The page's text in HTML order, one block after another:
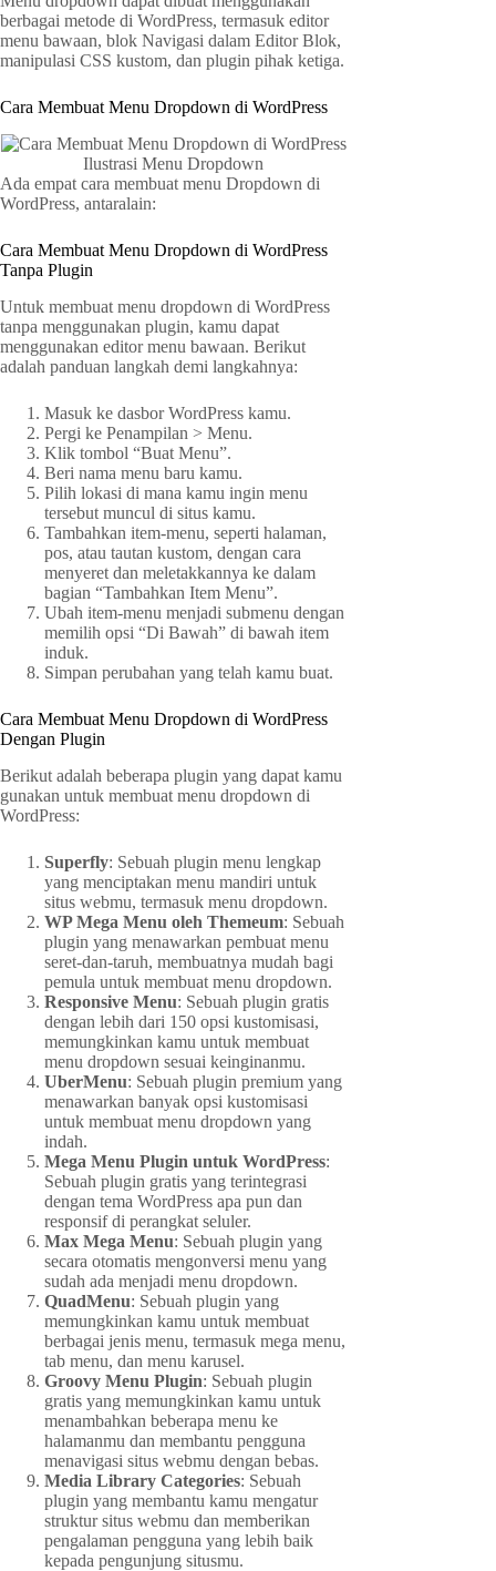
berbagai metode di WordPress, termasuk editor
menu bawaan, blok Navigasi dalam Editor Blok,
manipulasi CSS kustom, dan plugin pihak ketiga.
Cara Membuat Menu Dropdown di WordPress
Ilustrasi Menu Dropdown
Ada empat cara membuat menu Dropdown di
WordPress, antaralain:
Cara Membuat Menu Dropdown di WordPress
Tanpa Plugin
Untuk membuat menu dropdown di WordPress
tanpa menggunakan plugin, kamu dapat
menggunakan editor menu bawaan. Berikut
adalah panduan langkah demi langkahnya:
Masuk ke dasbor WordPress kamu.
Pergi ke Penampilan > Menu.
Klik tombol “Buat Menu”.
Beri nama menu baru kamu.
Pilih lokasi di mana kamu ingin menu
tersebut muncul di situs kamu.
Tambahkan item-menu, seperti halaman,
pos, atau tautan kustom, dengan cara
menyeret dan meletakkannya ke dalam
bagian “Tambahkan Item Menu”.
Ubah item-menu menjadi submenu dengan
memilih opsi “Di Bawah” di bawah item
induk.
Simpan perubahan yang telah kamu buat.
Cara Membuat Menu Dropdown di WordPress
Dengan Plugin
Berikut adalah beberapa plugin yang dapat kamu
gunakan untuk membuat menu dropdown di
WordPress:
Superfly: Sebuah plugin menu lengkap
yang menciptakan menu mandiri untuk
situs webmu, termasuk menu dropdown.
WP Mega Menu oleh Themeum: Sebuah
plugin yang menawarkan pembuat menu
seret-dan-taruh, membuatnya mudah bagi
pemula untuk membuat menu dropdown.
Responsive Menu: Sebuah plugin gratis
dengan lebih dari 150 opsi kustomisasi,
memungkinkan kamu untuk membuat
menu dropdown sesuai keinginanmu.
UberMenu: Sebuah plugin premium yang
menawarkan banyak opsi kustomisasi
untuk membuat menu dropdown yang
indah.
Mega Menu Plugin untuk WordPress:
Sebuah plugin gratis yang terintegrasi
dengan tema WordPress apa pun dan
responsif di perangkat seluler.
Max Mega Menu: Sebuah plugin yang
secara otomatis mengonversi menu yang
sudah ada menjadi menu dropdown.
QuadMenu: Sebuah plugin yang
memungkinkan kamu untuk membuat
berbagai jenis menu, termasuk mega menu,
tab menu, dan menu karusel.
Groovy Menu Plugin: Sebuah plugin
gratis yang memungkinkan kamu untuk
menambahkan beberapa menu ke
halamanmu dan membantu pengguna
menavigasi situs webmu dengan bebas.
Media Library Categories: Sebuah
plugin yang membantu kamu mengatur
struktur situs webmu dan memberikan
pengalaman pengguna yang lebih baik
kepada pengunjung situsmu.